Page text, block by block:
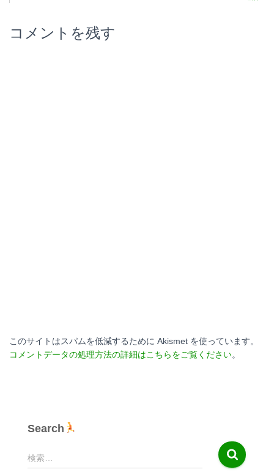
コメントを残す
このサイトはスパムを低減するために Akismet を使っています。
コメントデータの処理方法の詳細はこちらをご覧ください。
Search
検
索
検索…